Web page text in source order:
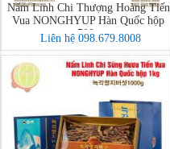
Nấm Linh Chi Thượng Hoàng Tiến
Vua NONGHYUP Hàn Quốc hộp
500g
Liên hệ 098.679.8008